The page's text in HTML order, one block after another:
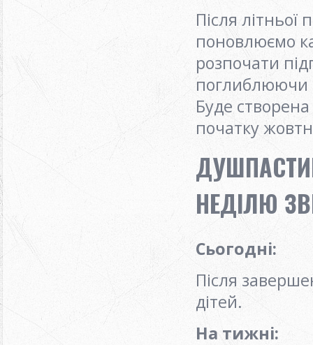
Після
поновлюємо
розпочати
поглиблюючи
Буде
початку
НЕДIЛЮ
Сьогодні:
Після
дітей.
На тижні: